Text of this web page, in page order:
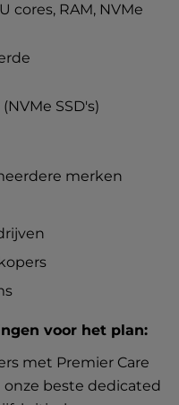
cores, RAM, NVMe
SSD's)
merken
voor het plan:
met Premier Care
beste dedicated